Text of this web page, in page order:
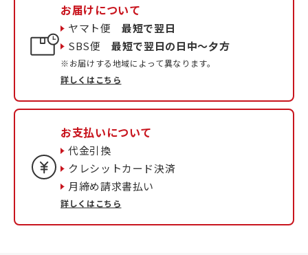
お届けについて
ヤマト便最短で翌日
SBS便最短で翌日の日中〜夕方
※お届けする地域によって異なります。
詳しくはこちら
お支払いについて
代金引換
クレシットカード決済
月締め請求書払い
詳しくはこちら